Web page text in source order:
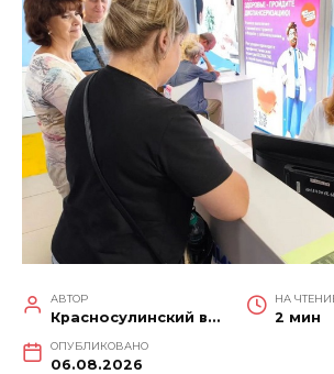
АВТОР
Красносулинский вестник
НА
2 мин
ОПУБЛИКОВАНО
06.08.2026